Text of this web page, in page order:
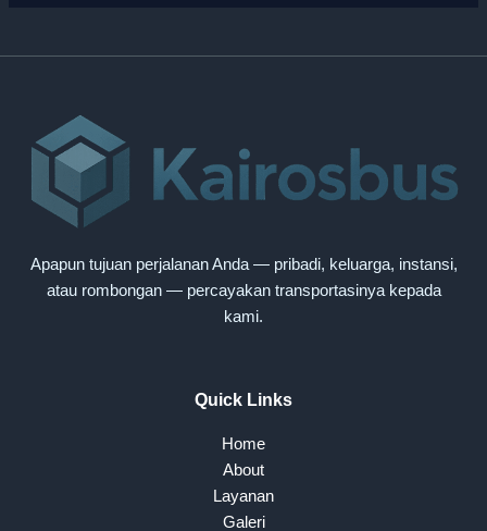
Apapun tujuan perjalanan Anda — pribadi, keluarga, instansi,
atau rombongan — percayakan transportasinya kepada
kami.
Quick Links
Home
About
Layanan
Galeri